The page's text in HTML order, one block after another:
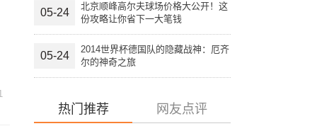
05-24
北京顺峰高尔夫球场价格大公开！这
份攻略让你省下一大笔钱
05-24
2014世界杯德国队的隐藏战神：厄齐
尔的神奇之旅
热门推荐 网友点评